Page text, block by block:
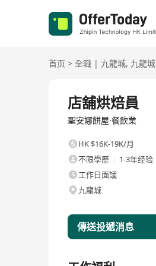
首页 > 全職 | 九龍城, 九龍城
店舖烘焙員
聖安娜餅屋·餐飲業
HK $16K-19K/月
不限學歷
1-3年经验
工作日面議
九龍城
傳送投遞消息